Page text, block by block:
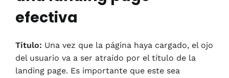
efectiva
Título: Una vez que la página haya cargado, el ojo
del usuario va a ser atraído por el título de la
landing page. Es importante que este sea